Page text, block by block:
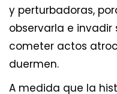
y perturbadoras,
observarla e
cometer actos
duermen.
A medida que la